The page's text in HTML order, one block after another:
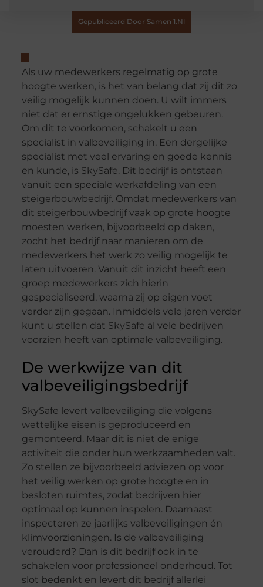
Gepubliceerd Door Samen 1.nl
Als uw medewerkers regelmatig op grote
hoogte werken, is het van belang dat zij dit zo
veilig mogelijk kunnen doen. U wilt immers
niet dat er ernstige ongelukken gebeuren.
Om dit te voorkomen, schakelt u een
specialist in valbeveiliging in. Een dergelijke
specialist met veel ervaring en goede kennis
en kunde, is SkySafe. Dit bedrijf is ontstaan
vanuit een speciale werkafdeling van een
steigerbouwbedrijf. Omdat medewerkers van
dit steigerbouwbedrijf vaak op grote hoogte
moesten werken, bijvoorbeeld op daken,
zocht het bedrijf naar manieren om de
medewerkers het werk zo veilig mogelijk te
laten uitvoeren. Vanuit dit inzicht heeft een
groep medewerkers zich hierin
gespecialiseerd, waarna zij op eigen voet
verder zijn gegaan. Inmiddels vele jaren verder
kunt u stellen dat SkySafe al vele bedrijven
voorzien heeft van optimale valbeveiliging.
De werkwijze van dit
valbeveiligingsbedrijf
SkySafe levert valbeveiliging die volgens
wettelijke eisen is geproduceerd en
gemonteerd. Maar dit is niet de enige
activiteit die onder hun werkzaamheden valt.
Zo stellen ze bijvoorbeeld adviezen op voor
het veilig werken op grote hoogte en in
besloten ruimtes, zodat bedrijven hier
optimaal op kunnen inspelen. Daarnaast
inspecteren ze jaarlijks valbeveiligingen én
klimvoorzieningen. Is de valbeveiliging
verouderd? Dan is dit bedrijf ook in te
schakelen voor professioneel onderhoud. Tot
slot bedenkt en levert dit bedrijf allerlei